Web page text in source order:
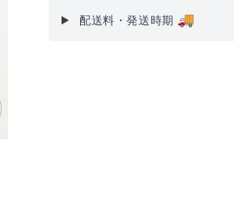
配送料・発送時期 🚚